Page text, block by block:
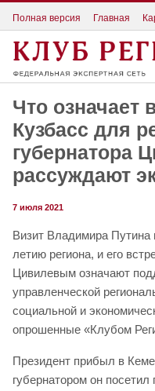
Полная версия Главная
Что означает
Кузбасс для
губернатора
рассуждают
7 июля 2021
Визит Владимира Путина
летию региона, и его
Цивилевым означают
управленческой
социальной и
опрошенные «Клубом
Президент прибыл в
губернатором он посетил